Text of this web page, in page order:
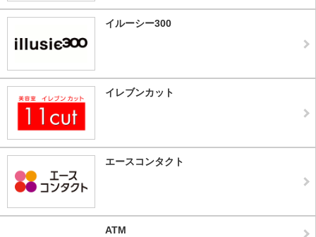
イルーシー300
イレブンカット
エースコンタクト
ATM